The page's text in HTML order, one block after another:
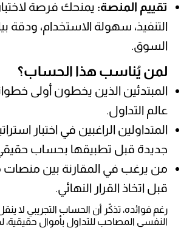
تقييم المنصة: يمنحك فرصة
التنفيذ، سهولة الاستخدام، ودقة
السوق.
لمن يُناسب هذا الحساب؟
المبتدئين الذين يخطون أولى
عالم التداول.
المتداولين الراغبين في اختبار
جديدة قبل تطبيقها بحساب
من يرغب في المقارنة بين منصات
قبل اتخاذ القرار النهائي.
رغم فوائده، تذكّر أن الحساب التجريبي لا
النفسي المصاحب للتداول بأموال حقيقية،